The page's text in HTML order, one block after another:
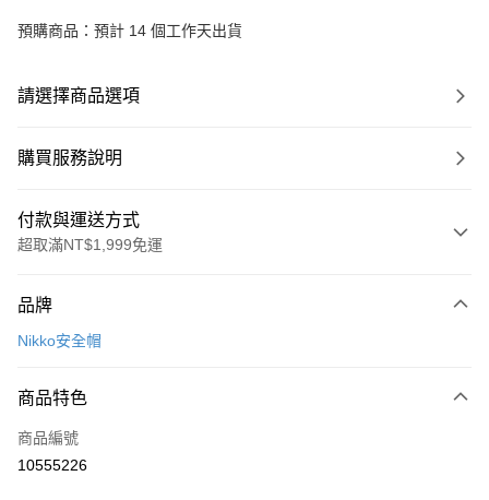
預購商品：預計 14 個工作天出貨
請選擇商品選項
購買服務說明
付款與運送方式
超取滿NT$1,999免運
信用卡一次付款
3 期 0 利率 每期
合作金庫商業銀行
上海商業儲蓄銀行
超商取貨付款
LINE Pay
品牌
Nikko安全帽
商品特色
商品編號
10555226